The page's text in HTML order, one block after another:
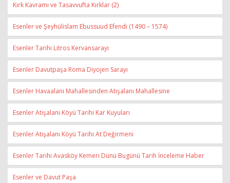
Kırk Kavramı ve Tasavvufta Kırklar (2)
Esenler ve Şeyhülislam Ebussuud Efendi (1490 – 1574)
Esenler Tarihi Litros Kervansarayı
Esenler Davutpaşa Roma Diyojen Sarayı
Esenler Havaalanı Mahallesinden Atışalanı Mahallesine
Esenler Atışalanı Köyü Tarihi Kar Kuyuları
Esenler Atışalanı Köyü Tarihi At Değirmeni
Esenler Tarihi Avasköy Kemeri Dünü Bugünü Tarih İnceleme Haber
Esenler ve Davut Paşa